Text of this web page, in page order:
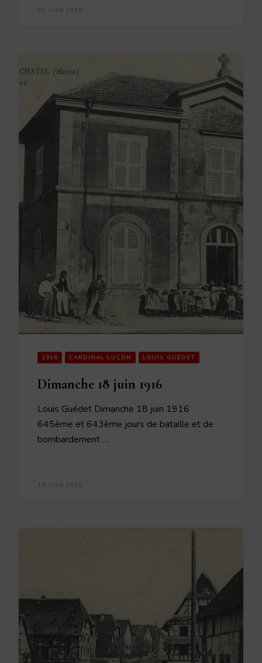
1916 CARDINAL LUÇON LOUIS GUÉDET
Dimanche 18 juin 1916
Louis Guédet Dimanche 18 juin 1916
645ème et 643ème jours de bataille et de
bombardement …